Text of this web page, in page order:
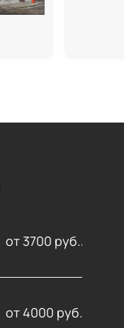
от 3700 руб./м2
от 4000 руб./м2